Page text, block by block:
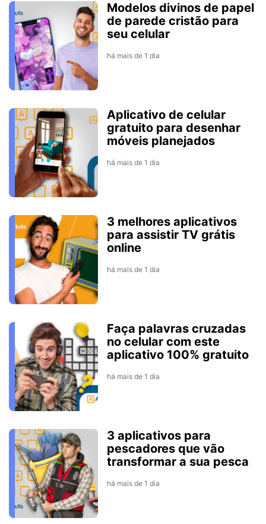
Modelos divinos de papel
de parede cristão para
seu celular
há mais de 1 dia
Aplicativo de celular
gratuito para desenhar
móveis planejados
há mais de 1 dia
3 melhores aplicativos
para assistir TV grátis
online
há mais de 1 dia
Faça palavras cruzadas
no celular com este
aplicativo 100% gratuito
há mais de 1 dia
3 aplicativos para
pescadores que vão
transformar a sua pesca
há mais de 1 dia